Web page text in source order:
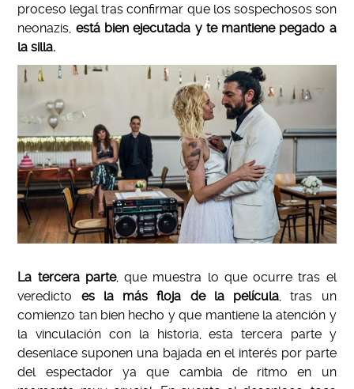
proceso legal tras confirmar que los sospechosos son
neonazis, está bien ejecutada y te mantiene pegado a
la silla.
La tercera parte, que muestra lo que ocurre tras el
veredicto es la más floja de la película, tras un
comienzo tan bien hecho y que mantiene la atención y
la vinculación con la historia, esta tercera parte y
desenlace suponen una bajada en el interés por parte
del espectador ya que cambia de ritmo en un